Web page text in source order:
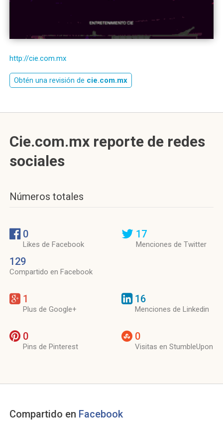
http://cie.com.mx
Obtén una revisión de cie.com.mx
Cie.com.mx reporte de redes
sociales
Números totales
0
Likes de Facebook
129
Compartido en Facebook
17
Menciones de Twitter
1
Plus de Google+
16
Menciones de Linkedin
0
Pins de Pinterest
0
Visitas en StumbleUpon
Compartido en Facebook